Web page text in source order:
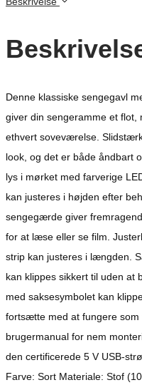
Denne klassiske sengegavl
giver din sengeramme et
ethvert soveværelse.
look, og det er både åndbart
lys i mørket med farverige
kan justeres i højden efter
sengegærde giver
for at læse eller se film.
strip kan justeres i længden.
kan klippes sikkert til uden at
med saksesymbolet kan
fortsætte med at fungere
brugermanual for nem
den certificerede 5 V USB-
Farve: Sort Materiale: Stof